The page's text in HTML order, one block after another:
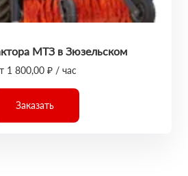
МТЗ в Зюзельском
1 800,00 ₽ / час
Заказать